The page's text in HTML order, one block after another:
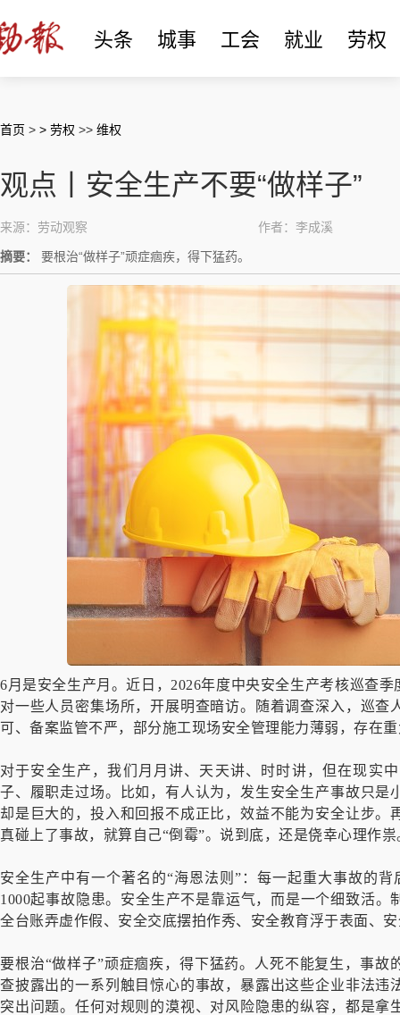
头条 城事 工会 就业 劳权
首页 > > 劳权 >> 维权
观点丨安全生产不要“做样子”
来源：劳动观察 作者：李成溪
摘要： 要根治“做样子”顽症痼疾，得下猛药。
6月是安全生产月。近日，2026年度中央安全生产考核巡查
对一些人员密集场所，开展明查暗访。随着调查深入，巡
可、备案监管不严，部分施工现场安全管理能力薄弱，存在
对于安全生产，我们月月讲、天天讲、时时讲，但在现实
子、履职走过场。比如，有人认为，发生安全生产事故只
却是巨大的，投入和回报不成正比，效益不能为安全让步
真碰上了事故，就算自己“倒霉”。说到底，还是侥幸心理作祟
安全生产中有一个著名的“海恩法则”：每一起重大事故的
1000起事故隐患。安全生产不是靠运气，而是一个细致活
全台账弄虚作假、安全交底摆拍作秀、安全教育浮于表面、
要根治“做样子”顽症痼疾，得下猛药。人死不能复生，事
查披露出的一系列触目惊心的事故，暴露出这些企业非法
突出问题。任何对规则的漠视、对风险隐患的纵容，都是